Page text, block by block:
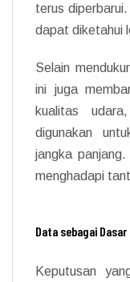
terus
dapat diketahui
Selain
ini juga
kualitas
digunakan
jangka
menghadapi
Data sebagai
Keputusan